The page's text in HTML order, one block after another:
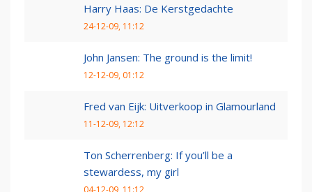
Harry Haas: De Kerstgedachte
24-12-09, 11:12
John Jansen: The ground is the limit!
12-12-09, 01:12
Fred van Eijk: Uitverkoop in Glamourland
11-12-09, 12:12
Ton Scherrenberg: If you’ll be a
stewardess, my girl
04-12-09, 11:12